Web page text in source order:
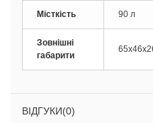
Місткість 90 л
Зовнішні
габарити
ВІДГУКИ(0)